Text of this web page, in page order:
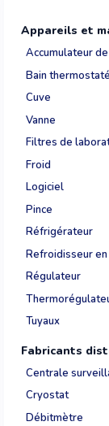
Appareils et
Accumulateur
Bain thermostaté
Cuve
Vanne
Filtres de
Froid
Logiciel
Pince
Réfrigérateur
Refroidisseur
Régulateur
Tuyaux
Fabricants
Centrale
Cryostat
Débitmètre